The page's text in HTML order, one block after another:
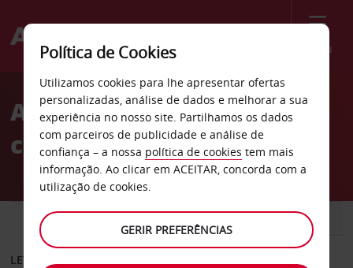
Menu
Welcome
AvisAluguer de
carros Aguadilla
CARRO COMERCIAIS
LEVANTAR EM
Política de Cookies
Utilizamos cookies para lhe apresentar ofertas
personalizadas, análise de dados e melhorar a sua
experiência no nosso site. Partilhamos os dados
com parceiros de publicidade e análise de
confiança – a nossa política de cookies tem mais
informação. Ao clicar em ACEITAR, concorda com a
utilização de cookies.
GERIR PREFERÊNCIAS